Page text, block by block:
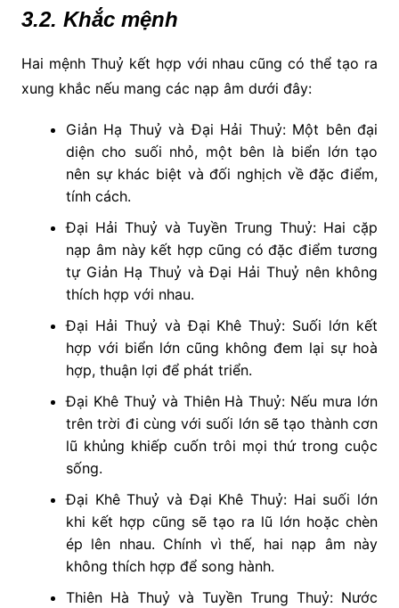
3.2. Khắc mệnh
Hai mệnh Thuỷ kết hợp với nhau cũng có thể tạo ra
xung khắc nếu mang các nạp âm dưới đây:
Giản Hạ Thuỷ và Đại Hải Thuỷ: Một bên đại
diện cho suối nhỏ, một bên là biển lớn tạo
nên sự khác biệt và đối nghịch về đặc điểm,
tính cách.
Đại Hải Thuỷ và Tuyền Trung Thuỷ: Hai cặp
nạp âm này kết hợp cũng có đặc điểm tương
tự Giản Hạ Thuỷ và Đại Hải Thuỷ nên không
thích hợp với nhau.
Đại Hải Thuỷ và Đại Khê Thuỷ: Suối lớn kết
hợp với biển lớn cũng không đem lại sự hoà
hợp, thuận lợi để phát triển.
Đại Khê Thuỷ và Thiên Hà Thuỷ: Nếu mưa lớn
trên trời đi cùng với suối lớn sẽ tạo thành cơn
lũ khủng khiếp cuốn trôi mọi thứ trong cuộc
sống.
Đại Khê Thuỷ và Đại Khê Thuỷ: Hai suối lớn
khi kết hợp cũng sẽ tạo ra lũ lớn hoặc chèn
ép lên nhau. Chính vì thế, hai nạp âm này
không thích hợp để song hành.
Thiên Hà Thuỷ và Tuyền Trung Thuỷ: Nước